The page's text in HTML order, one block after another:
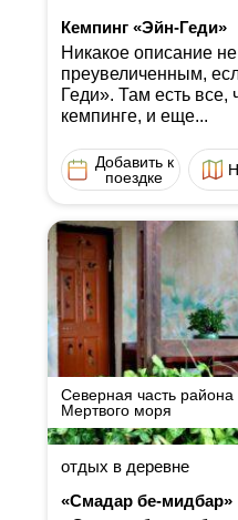
Кемпинг «Эйн-Геди»
Никакое описание не
преувеличенным,
Геди». Там есть все,
кемпинге, и еще...
Добавить к
поездке
Северная часть района
Мертвого моря
отдых в деревне
«Смадар бе-мидбар»